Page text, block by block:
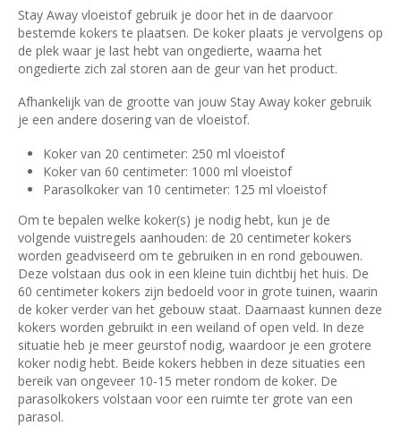
Stay Away vloeistof gebruik je door het in de daarvoor
bestemde kokers te plaatsen. De koker plaats je vervolgens op
de plek waar je last hebt van ongedierte, waarna het
ongedierte zich zal storen aan de geur van het product.
Afhankelijk van de grootte van jouw Stay Away koker gebruik
je een andere dosering van de vloeistof.
Koker van 20 centimeter: 250 ml vloeistof
Koker van 60 centimeter: 1000 ml vloeistof
Parasolkoker van 10 centimeter: 125 ml vloeistof
Om te bepalen welke koker(s) je nodig hebt, kun je de
volgende vuistregels aanhouden: de 20 centimeter kokers
worden geadviseerd om te gebruiken in en rond gebouwen.
Deze volstaan dus ook in een kleine tuin dichtbij het huis. De
60 centimeter kokers zijn bedoeld voor in grote tuinen, waarin
de koker verder van het gebouw staat. Daarnaast kunnen deze
kokers worden gebruikt in een weiland of open veld. In deze
situatie heb je meer geurstof nodig, waardoor je een grotere
koker nodig hebt. Beide kokers hebben in deze situaties een
bereik van ongeveer 10-15 meter rondom de koker. De
parasolkokers volstaan voor een ruimte ter grote van een
parasol.